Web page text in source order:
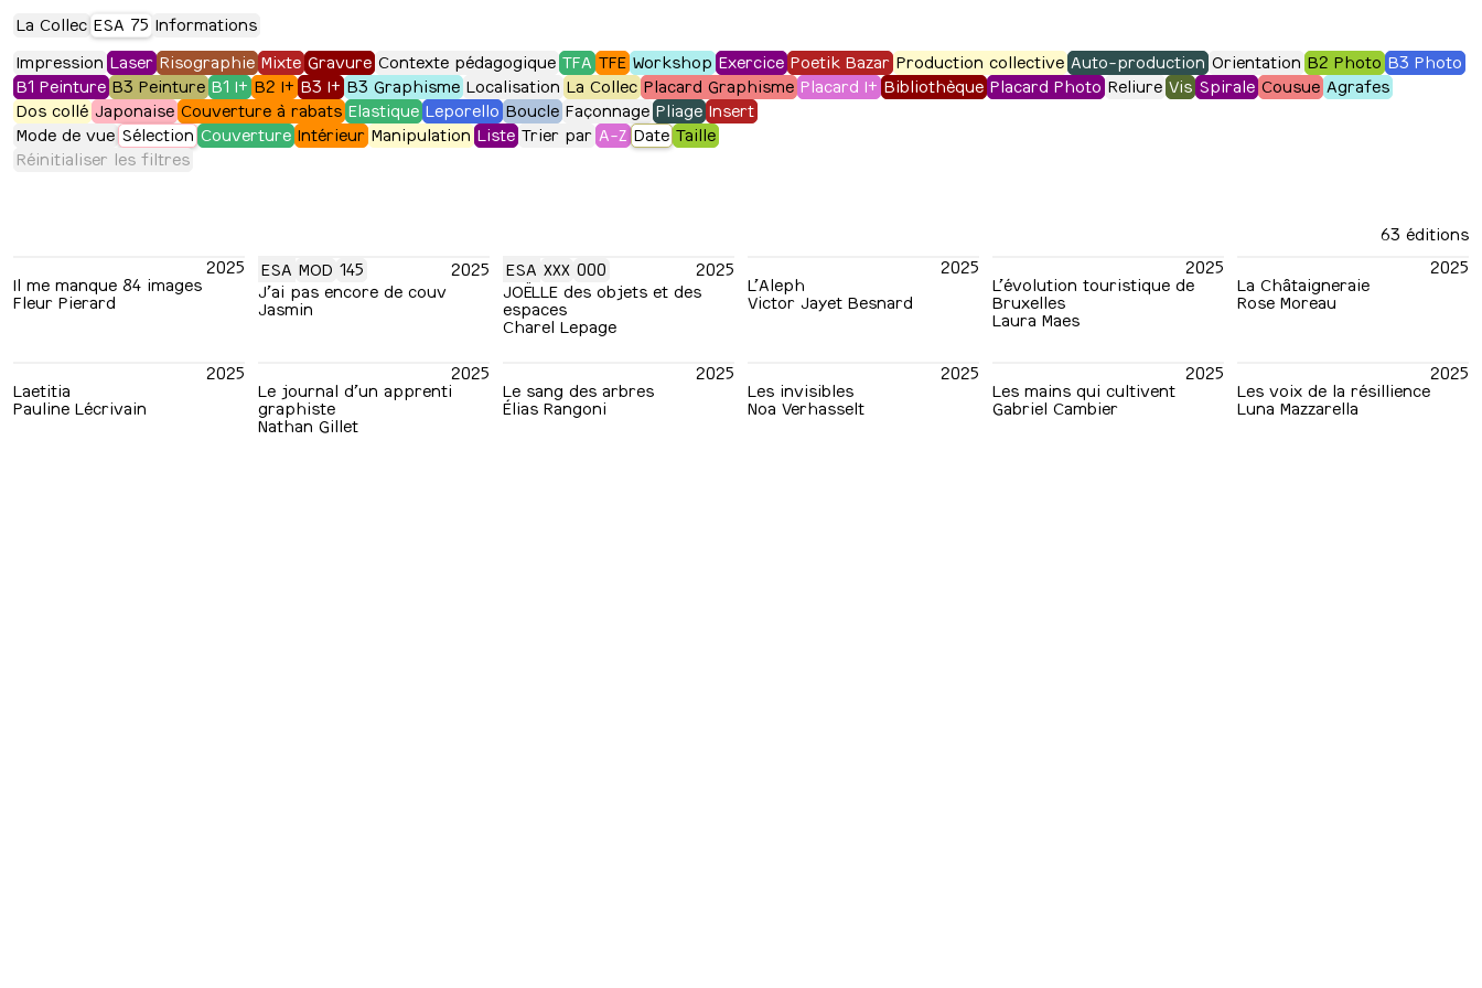
La Collec ESA 75 Informations
Impression Laser Risographie Mixte Gravure Contexte pédagogique TFA TFE Workshop Exercice Poetik Bazar Production collective Auto-production Orientation B2 Photo B3 Photo
B1 Peinture B3 Peinture B1 I+ B2 I+ B3 I+ B3 Graphisme Localisation La Collec Placard Graphisme Placard I+ Bibliothèque Placard Photo Reliure Vis Spirale Cousue Agrafes
Dos collé Japonaise Couverture à rabats Elastique Leporello Boucle Façonnage Pliage Insert
Mode de vue Sélection Couverture Intérieur Manipulation Liste Trier par A-Z Date Taille
Réinitialiser les filtres
63 éditions
2025
Il me manque 84 images
Fleur Pierard
ESA MOD 145
2025
J’ai pas encore de couv
Jasmin
ESA XXX 000
2025
JOËLLE des objets et des
espaces
Charel Lepage
2025
L’Aleph
Victor Jayet Besnard
2025
L’évolution touristique de
Bruxelles
Laura Maes
2025
La Châtaigneraie
Rose Moreau
2025
Laetitia
Pauline Lécrivain
2025
Le journal d’un apprenti
graphiste
Nathan Gillet
2025
Le sang des arbres
Élias Rangoni
2025
Les invisibles
Noa Verhasselt
2025
Les mains qui cultivent
Gabriel Cambier
2025
Les voix de la résillience
Luna Mazzarella